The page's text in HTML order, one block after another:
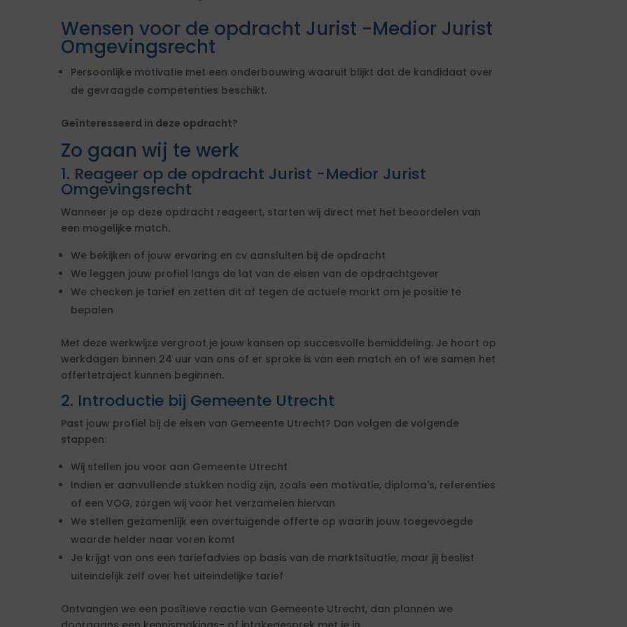
Wensen voor de opdracht Jurist -Medior Jurist
Omgevingsrecht
Persoonlijke motivatie met een onderbouwing waaruit blijkt dat de kandidaat over
de gevraagde competenties beschikt.
Geïnteresseerd in deze opdracht?
Zo gaan wij te werk
1. Reageer op de opdracht Jurist -Medior Jurist
Omgevingsrecht
Wanneer je op deze opdracht reageert, starten wij direct met het beoordelen van
een mogelijke match.
We bekijken of jouw ervaring en cv aansluiten bij de opdracht
We leggen jouw profiel langs de lat van de eisen van de opdrachtgever
We checken je tarief en zetten dit af tegen de actuele markt om je positie te
bepalen
Met deze werkwijze vergroot je jouw kansen op succesvolle bemiddeling. Je hoort op
werkdagen binnen 24 uur van ons of er sprake is van een match en of we samen het
offertetraject kunnen beginnen.
2. Introductie bij Gemeente Utrecht
Past jouw profiel bij de eisen van Gemeente Utrecht? Dan volgen de volgende
stappen:
Wij stellen jou voor aan Gemeente Utrecht
Indien er aanvullende stukken nodig zijn, zoals een motivatie, diploma's, referenties
of een VOG, zorgen wij voor het verzamelen hiervan
We stellen gezamenlijk een overtuigende offerte op waarin jouw toegevoegde
waarde helder naar voren komt
Je krijgt van ons een tariefadvies op basis van de marktsituatie, maar jij beslist
uiteindelijk zelf over het uiteindelijke tarief
Ontvangen we een positieve reactie van Gemeente Utrecht, dan plannen we